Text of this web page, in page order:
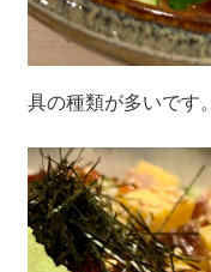
具の種類が多いです